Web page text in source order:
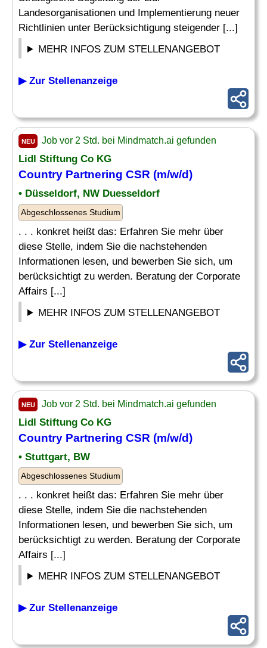
Landesorganisationen und Implementierung neuer
Richtlinien unter Berücksichtigung steigender [...]
MEHR INFOS ZUM STELLENANGEBOT
▶ Zur Stellenanzeige
NEU Job vor 2 Std. bei Mindmatch.ai gefunden
Lidl Stiftung Co KG
Country Partnering CSR (m/w/d)
• Düsseldorf, NW Duesseldorf
Abgeschlossenes Studium
. . . konkret heißt das: Erfahren Sie mehr über
diese Stelle, indem Sie die nachstehenden
Informationen lesen, und bewerben Sie sich, um
berücksichtigt zu werden. Beratung der Corporate
Affairs [...]
MEHR INFOS ZUM STELLENANGEBOT
▶ Zur Stellenanzeige
NEU Job vor 2 Std. bei Mindmatch.ai gefunden
Lidl Stiftung Co KG
Country Partnering CSR (m/w/d)
• Stuttgart, BW
Abgeschlossenes Studium
. . . konkret heißt das: Erfahren Sie mehr über
diese Stelle, indem Sie die nachstehenden
Informationen lesen, und bewerben Sie sich, um
berücksichtigt zu werden. Beratung der Corporate
Affairs [...]
MEHR INFOS ZUM STELLENANGEBOT
▶ Zur Stellenanzeige